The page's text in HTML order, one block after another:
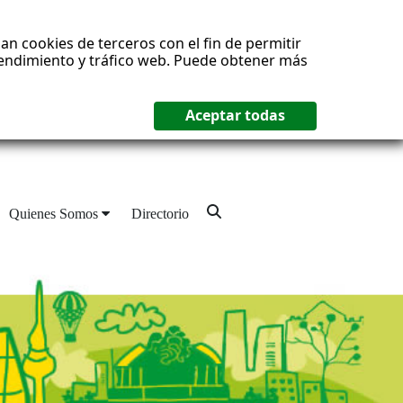
cookies de terceros con el fin de permitir
y tráfico web. Puede obtener más
Quienes Somos Directorio